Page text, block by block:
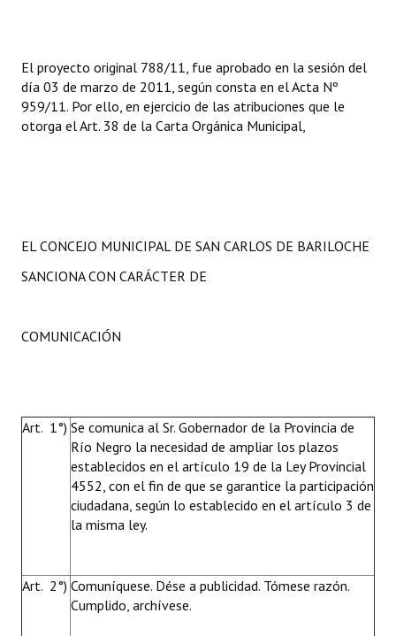
El proyecto original 788/11, fue aprobado en la sesión del
día 03 de marzo de 2011, según consta en el Acta Nº
959/11. Por ello, en ejercicio de las atribuciones que le
otorga el Art. 38 de la Carta Orgánica Municipal,
EL CONCEJO MUNICIPAL DE SAN CARLOS DE BARILOCHE
SANCIONA CON CARÁCTER DE
COMUNICACIÓN
Art. 1°) Se comunica al Sr. Gobernador de la Provincia de
Río Negro la necesidad de ampliar los plazos
establecidos en el artículo 19 de la Ley Provincial
4552, con el fin de que se garantice la participación
ciudadana, según lo establecido en el artículo 3 de
la misma ley.
Art. 2°) Comuníquese. Dése a publicidad. Tómese razón.
Cumplido, archívese.